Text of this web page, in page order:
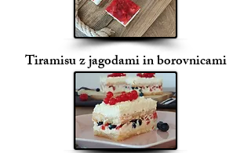
Tiramisu z jagodami in borovnicami